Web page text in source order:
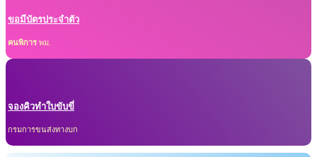
ขอมีบัตรประจำตัว
คนพิการ พม.
จองคิวทำใบขับขี่
กรมการขนส่งทางบก